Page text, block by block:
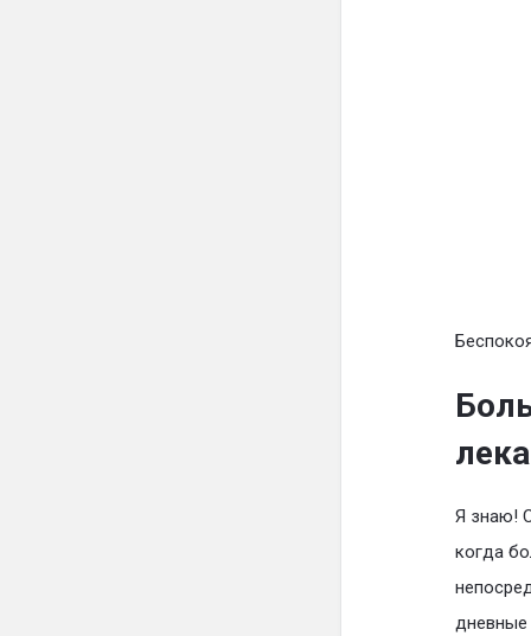
Я знаю!
когда
дневные